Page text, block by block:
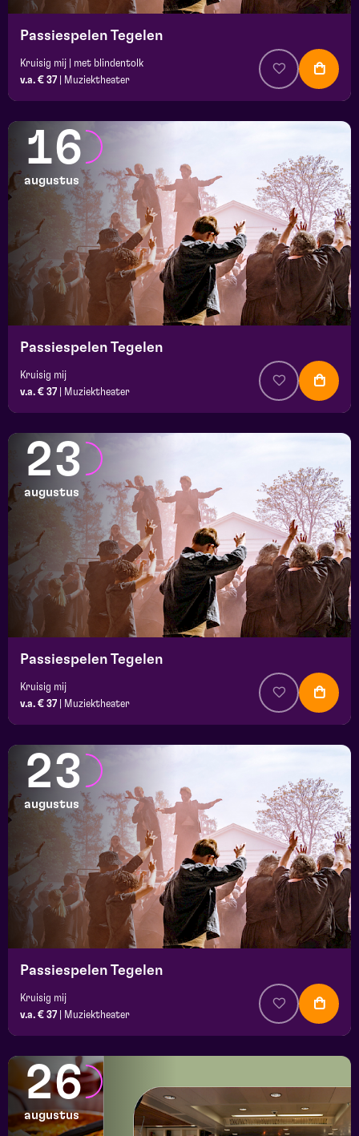
Passiespelen Tegelen
Kruisig mij | met blindentolk
v.a. € 37
Muziektheater
16
augustus
Passiespelen Tegelen
Kruisig mij
v.a. € 37
Muziektheater
23
augustus
Passiespelen Tegelen
Kruisig mij
v.a. € 37
Muziektheater
23
augustus
Passiespelen Tegelen
Kruisig mij
v.a. € 37
Muziektheater
26
augustus